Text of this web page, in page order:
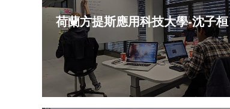
荷蘭方提斯應用科技大學-沈子桓